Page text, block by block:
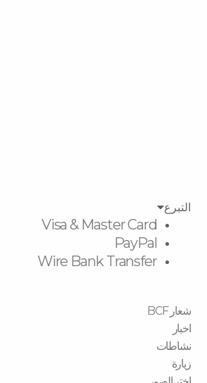
التبرع
Visa & Master Card
PayPal
Wire Bank Transfer
شعار BCF
اخبار
نشاطات
زیارة